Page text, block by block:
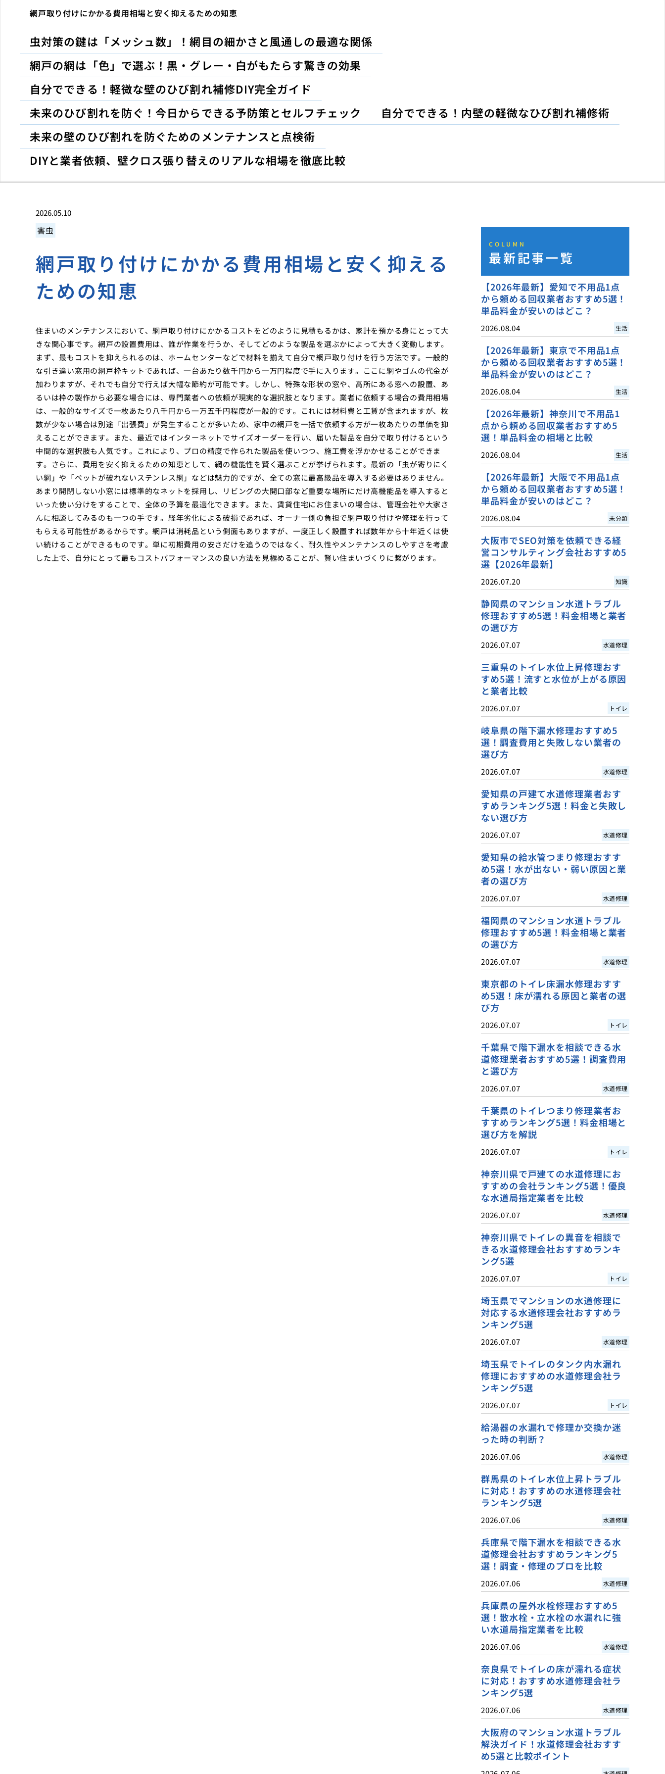
網戸取り付けにかかる費用相場と安く抑えるための知恵
虫対策の鍵は「メッシュ数」！網目の細かさと風通しの最適な関係
網戸の網は「色」で選ぶ！黒・グレー・白がもたらす驚きの効果
自分でできる！軽微な壁のひび割れ補修DIY完全ガイド
未来のひび割れを防ぐ！今日からできる予防策とセルフチェック
自分でできる！内壁の軽微なひび割れ補修術
未来の壁のひび割れを防ぐためのメンテナンスと点検術
DIYと業者依頼、壁クロス張り替えのリアルな相場を徹底比較
2026.05.10
害虫
網戸取り付けにかかる費用相場と安く抑える
ための知恵
住まいのメンテナンスにおいて、網戸取り付けにかかるコストをどのように見積もるかは、家計を預かる身にとって大
きな関心事です。網戸の設置費用は、誰が作業を行うか、そしてどのような製品を選ぶかによって大きく変動します。
まず、最もコストを抑えられるのは、ホームセンターなどで材料を揃えて自分で網戸取り付けを行う方法です。一般的
な引き違い窓用の網戸枠キットであれば、一台あたり数千円から一万円程度で手に入ります。ここに網やゴムの代金が
加わりますが、それでも自分で行えば大幅な節約が可能です。しかし、特殊な形状の窓や、高所にある窓への設置、あ
るいは枠の製作から必要な場合には、専門業者への依頼が現実的な選択肢となります。業者に依頼する場合の費用相場
は、一般的なサイズで一枚あたり八千円から一万五千円程度が一般的です。これには材料費と工賃が含まれますが、枚
数が少ない場合は別途「出張費」が発生することが多いため、家中の網戸を一括で依頼する方が一枚あたりの単価を抑
えることができます。また、最近ではインターネットでサイズオーダーを行い、届いた製品を自分で取り付けるという
中間的な選択肢も人気です。これにより、プロの精度で作られた製品を使いつつ、施工費を浮かかせることができま
す。さらに、費用を安く抑えるための知恵として、網の機能性を賢く選ぶことが挙げられます。最新の「虫が寄りにく
い網」や「ペットが破れないステンレス網」などは魅力的ですが、全ての窓に最高級品を導入する必要はありません。
あまり開閉しない小窓には標準的なネットを採用し、リビングの大開口部など重要な場所にだけ高機能品を導入すると
いった使い分けをすることで、全体の予算を最適化できます。また、賃貸住宅にお住まいの場合は、管理会社や大家さ
んに相談してみるのも一つの手です。経年劣化による破損であれば、オーナー側の負担で網戸取り付けや修理を行って
もらえる可能性があるからです。網戸は消耗品という側面もありますが、一度正しく設置すれば数年から十年近くは使
い続けることができるものです。単に初期費用の安さだけを追うのではなく、耐久性やメンテナンスのしやすさを考慮
した上で、自分にとって最もコストパフォーマンスの良い方法を見極めることが、賢い住まいづくりに繋がります。
COLUMN
最新記事一覧
【2026年最新】愛知で不用品1点
から頼める回収業者おすすめ5選！
単品料金が安いのはどこ？
2026.08.04 生活
【2026年最新】東京で不用品1点
から頼める回収業者おすすめ5選！
単品料金が安いのはどこ？
2026.08.04 生活
【2026年最新】神奈川で不用品1
点から頼める回収業者おすすめ5
選！単品料金の相場と比較
2026.08.04 生活
【2026年最新】大阪で不用品1点
から頼める回収業者おすすめ5選！
単品料金が安いのはどこ？
2026.08.04 未分類
大阪市でSEO対策を依頼できる経
営コンサルティング会社おすすめ5
選【2026年最新】
2026.07.20 知識
静岡県のマンション水道トラブル
修理おすすめ5選！料金相場と業者
の選び方
2026.07.07 水道修理
三重県のトイレ水位上昇修理おす
すめ5選！流すと水位が上がる原因
と業者比較
2026.07.07 トイレ
岐阜県の階下漏水修理おすすめ5
選！調査費用と失敗しない業者の
選び方
2026.07.07 水道修理
愛知県の戸建て水道修理業者おす
すめランキング5選！料金と失敗し
ない選び方
2026.07.07 水道修理
愛知県の給水管つまり修理おすす
め5選！水が出ない・弱い原因と業
者の選び方
2026.07.07 水道修理
福岡県のマンション水道トラブル
修理おすすめ5選！料金相場と業者
の選び方
2026.07.07 水道修理
東京都のトイレ床漏水修理おすす
め5選！床が濡れる原因と業者の選
び方
2026.07.07 トイレ
千葉県で階下漏水を相談できる水
道修理業者おすすめ5選！調査費用
と選び方
2026.07.07 水道修理
千葉県のトイレつまり修理業者お
すすめランキング5選！料金相場と
選び方を解説
2026.07.07 トイレ
神奈川県で戸建ての水道修理にお
すすめの会社ランキング5選！優良
な水道局指定業者を比較
2026.07.07 水道修理
神奈川県でトイレの異音を相談で
きる水道修理会社おすすめランキ
ング5選
2026.07.07 トイレ
埼玉県でマンションの水道修理に
対応する水道修理会社おすすめラ
ンキング5選
2026.07.07 水道修理
埼玉県でトイレのタンク内水漏れ
修理におすすめの水道修理会社ラ
ンキング5選
2026.07.07 トイレ
給湯器の水漏れで修理か交換か迷
った時の判断？
2026.07.06 水道修理
群馬県のトイレ水位上昇トラブル
に対応！おすすめの水道修理会社
ランキング5選
2026.07.06 水道修理
兵庫県で階下漏水を相談できる水
道修理会社おすすめランキング5
選！調査・修理のプロを比較
2026.07.06 水道修理
兵庫県の屋外水栓修理おすすめ5
選！散水栓・立水栓の水漏れに強
い水道局指定業者を比較
2026.07.06 水道修理
奈良県でトイレの床が濡れる症状
に対応！おすすめ水道修理会社ラ
ンキング5選
2026.07.06 水道修理
大阪府のマンション水道トラブル
解決ガイド！水道修理会社おすす
め5選と比較ポイント